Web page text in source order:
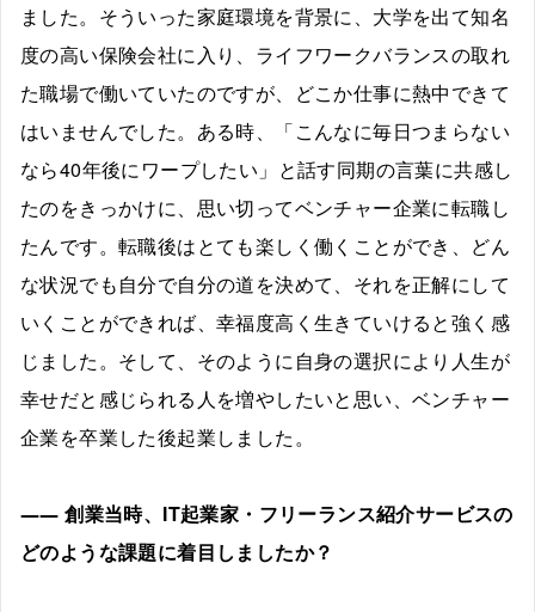
ました。そういった家庭環境を背景に、大学を出て知名
度の高い保険会社に入り、ライフワークバランスの取れ
た職場で働いていたのですが、どこか仕事に熱中できて
はいませんでした。ある時、「こんなに毎日つまらない
なら40年後にワープしたい」と話す同期の言葉に共感し
たのをきっかけに、思い切ってベンチャー企業に転職し
たんです。転職後はとても楽しく働くことができ、どん
な状況でも自分で自分の道を決めて、それを正解にして
いくことができれば、幸福度高く生きていけると強く感
じました。そして、そのように自身の選択により人生が
幸せだと感じられる人を増やしたいと思い、ベンチャー
企業を卒業した後起業しました。
――創業当時、IT起業家・フリーランス紹介サービスの
どのような課題に着目しましたか？